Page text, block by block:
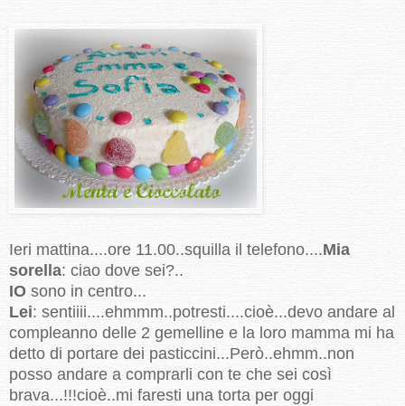
Ieri mattina....ore 11.00..squilla il telefono....Mia
sorella: ciao dove sei?..
IO sono in centro...
Lei: sentiiii....ehmmm..potresti....cioè...devo andare al
compleanno delle 2 gemelline e la loro mamma mi ha
detto di portare dei pasticcini...Però..ehmm..non
posso andare a comprarli con te che sei così
brava...!!!cioè..mi faresti una torta per oggi